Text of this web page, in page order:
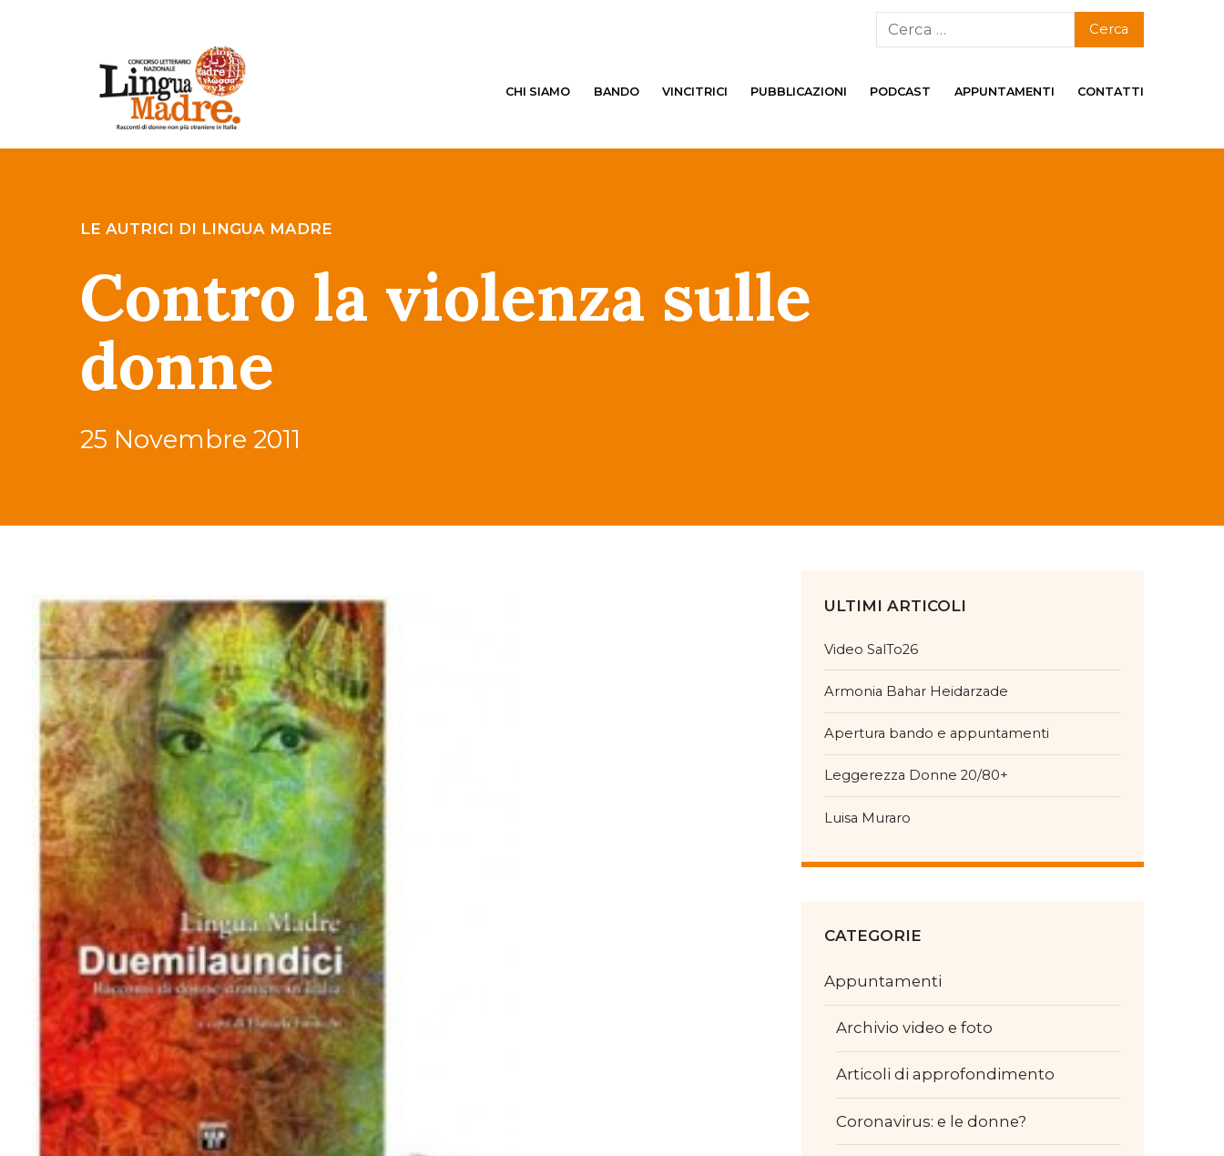
CHI SIAMO BANDO VINCITRICI PUBBLICAZIONI PODCAST APPUNTAMENTI CONTATTI
LE AUTRICI DI LINGUA MADRE
Contro la violenza sulle
donne
25 Novembre 2011
ULTIMI ARTICOLI
Video SalTo26
Armonia Bahar Heidarzade
Apertura bando e appuntamenti
Leggerezza Donne 20/80+
Luisa Muraro
CATEGORIE
Appuntamenti
Archivio video e foto
Articoli di approfondimento
Coronavirus: e le donne?